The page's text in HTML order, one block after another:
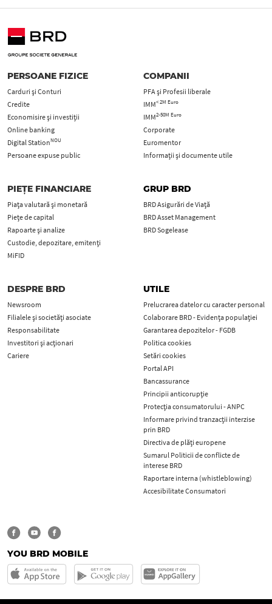
PERSOANE FIZICE
Carduri şi Conturi
Credite
Economisire și investiții
Online banking
Digital StationNOU
Persoane expuse public
COMPANII
PFA şi Profesii liberale
IMM< 2M Euro
IMM2-50M Euro
Corporate
Euromentor
Informații și documente utile
PIEȚE FINANCIARE
Piața valutară și monetară
Piețe de capital
Rapoarte și analize
Custodie, depozitare, emitenți
MiFID
GRUP BRD
BRD Asigurări de Viață
BRD Asset Management
BRD Sogelease
DESPRE BRD
Newsroom
Filialele și societăți asociate
Responsabilitate
Investitori și acționari
Cariere
UTILE
Prelucrarea datelor cu caracter personal
Colaborare BRD - Evidența populației
Garantarea depozitelor - FGDB
Politica cookies
Setări cookies
Portal API
Bancassurance
Principii anticorupţie
Protecţia consumatorului - ANPC
Informare privind tranzacții interzise
prin BRD
Directiva de plăți europene
Sumarul Politicii de conflicte de
interese BRD
Raportare interna (whistleblowing)
Accesibilitate Consumatori
YOU BRD MOBILE